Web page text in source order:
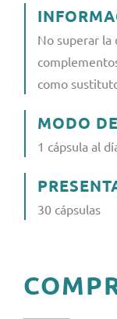
No superar la
como
MODO
1 cápsula al
30 cápsulas